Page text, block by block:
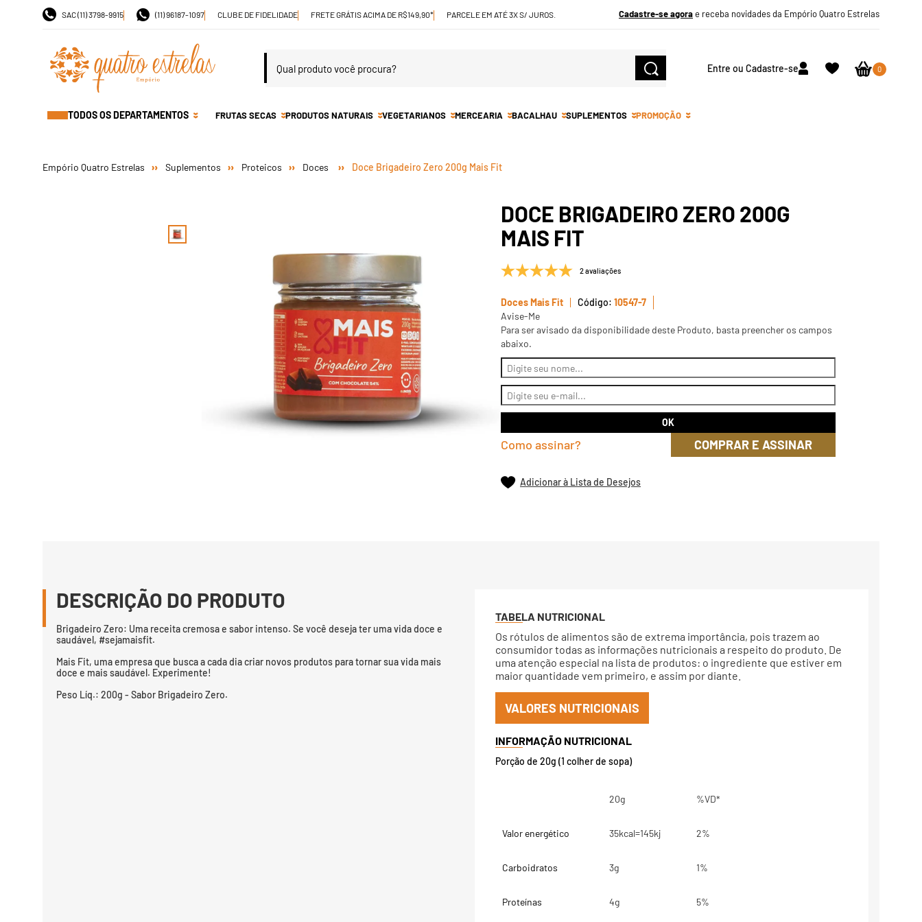
SAC (11) 3798-9915 (11) 96187-1097 CLUBE DE FIDELIDADE FRETE GRÁTIS ACIMA DE R$149,90* PARCELE EM ATÉ 3X S/ JUROS. Cadastre-se agorae receba novidades da Empório Quatro Estrelas
Entre ou Cadastre-se 0
TODOS OS DEPARTAMENTOS FRUTAS SECAS PRODUTOS NATURAIS VEGETARIANOS MERCEARIA BACALHAU SUPLEMENTOS PROMOÇÃO
Suplementos Proteicos Doces Doce Brigadeiro Zero 200g Mais Fit
DOCE BRIGADEIRO ZERO 200G
MAIS FIT
2 avaliações
Doces Mais Fit
10547-7
Avise-Me
Para ser avisado da disponibilidade deste Produto, basta preencher os campos
abaixo.
Como assinar? COMPRAR E ASSINAR
Adicionar à Lista de Desejos
DESCRIÇÃO DO PRODUTO
Brigadeiro Zero: Uma receita cremosa e sabor intenso. Se você deseja ter uma vida doce e
saudável, #sejamaisfit.
Mais Fit, uma empresa que busca a cada dia criar novos produtos para tornar sua vida mais
doce e mais saudável. Experimente!
Peso Líq.: 200g - Sabor Brigadeiro Zero.
TABELA NUTRICIONAL
Os rótulos de alimentos são de extrema importância, pois trazem ao
consumidor todas as informações nutricionais a respeito do produto. De
uma atenção especial na lista de produtos: o ingrediente que estiver em
maior quantidade vem primeiro, e assim por diante.
VALORES NUTRICIONAIS
Porção de 20g (1 colher de sopa)
20g %VD*
Valor energético 35kcal=145kj 2%
Carboidratos 3g 1%
Proteínas 4g 5%